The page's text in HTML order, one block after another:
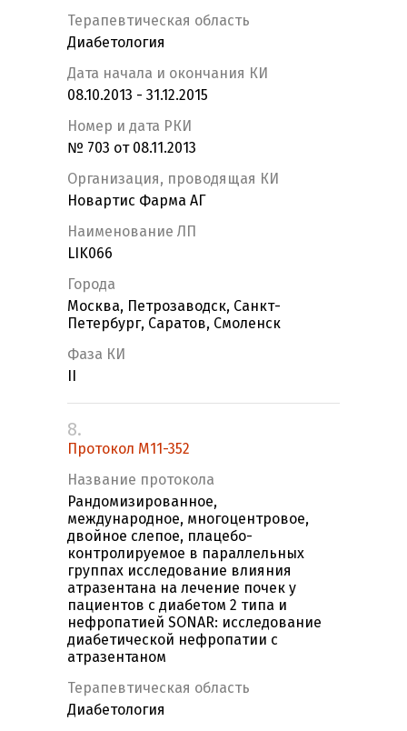
Терапевтическая область
Диабетология
Дата начала и окончания КИ
08.10.2013 - 31.12.2015
Номер и дата РКИ
№ 703 от 08.11.2013
Организация, проводящая КИ
Новартис Фарма АГ
Наименование ЛП
LIK066
Города
Москва, Петрозаводск, Санкт-
Петербург, Саратов, Смоленск
Фаза КИ
8.
Протокол M11-352
Название протокола
Рандомизированное,
международное, многоцентровое,
двойное слепое, плацебо-
контролируемое в параллельных
группах исследование влияния
атразентана на лечение почек у
пациентов с диабетом 2 типа и
нефропатией SONAR: исследование
диабетической нефропатии с
атразентаном
Терапевтическая область
Диабетология